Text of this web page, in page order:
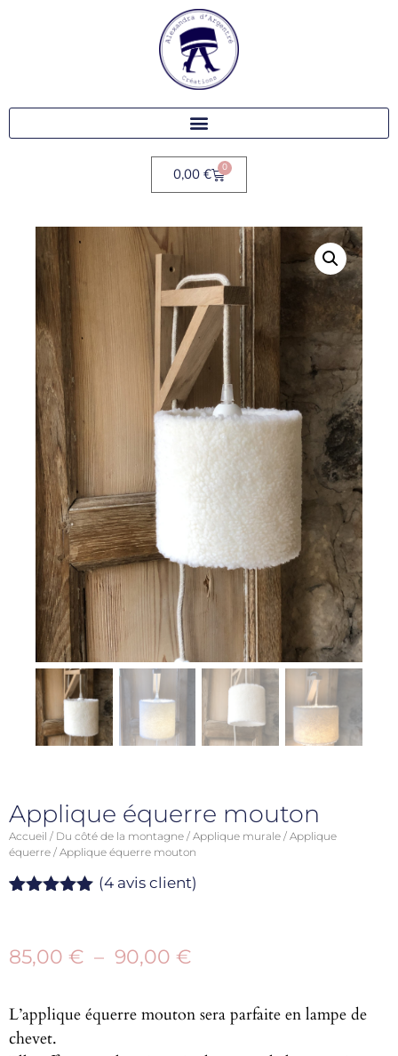
0,00 € 0
Applique équerre mouton
Accueil / Du côté de la montagne / Applique murale / Applique
équerre / Applique équerre mouton
notations
client
(4 avis client)
85,00 € – 90,00 €
L’applique équerre mouton sera parfaite en lampe de
chevet.